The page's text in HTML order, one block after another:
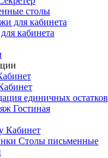
столы
для кабинета
кабинета
единичных остатков
Гостиная
Кабинет
Столы письменные